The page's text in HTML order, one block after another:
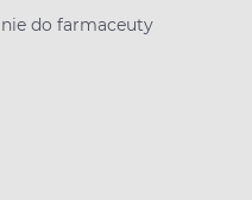
do farmaceuty